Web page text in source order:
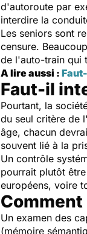
d'autoroute par
interdire la
Les seniors sont
censure.
de l'auto-train qui
A lire aussi :
Faut-il
Pourtant, la
du seul critère de
âge, chacun
souvent lié à la
Un contrôle
pourrait plutôt
européens, voire
Comment
Un examen des
(mémoire